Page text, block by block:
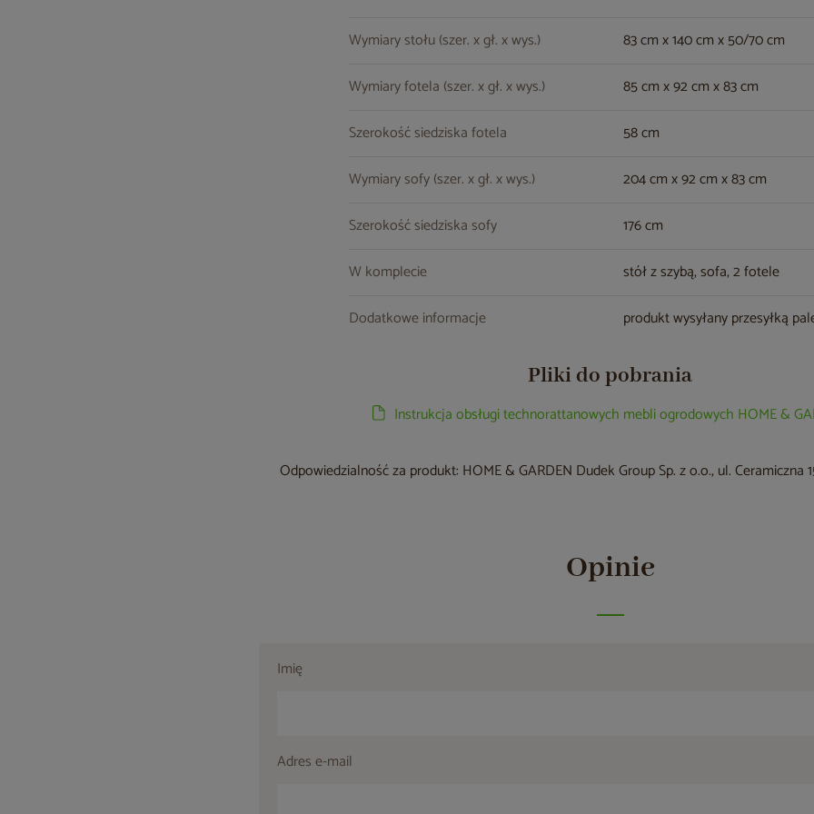
Wymiary stołu (szer. x gł. x wys.)
83 cm x 140 cm x 50/70 cm
Wymiary fotela (szer. x gł. x wys.)
85 cm x 92 cm x 83 cm
Szerokość siedziska fotela
58 cm
Wymiary sofy (szer. x gł. x wys.)
204 cm x 92 cm x 83 cm
Szerokość siedziska sofy
176 cm
W komplecie
stół z szybą, sofa, 2 fotele
Dodatkowe informacje
produkt wysyłany przesyłką
Pliki do pobrania
Instrukcja obsługi technorattanowych mebli ogrodowych HOME &
Odpowiedzialność za produkt: HOME & GARDEN Dudek Group Sp. z o.o., ul. Ceramiczna
Opinie
Imię
Adres e-mail